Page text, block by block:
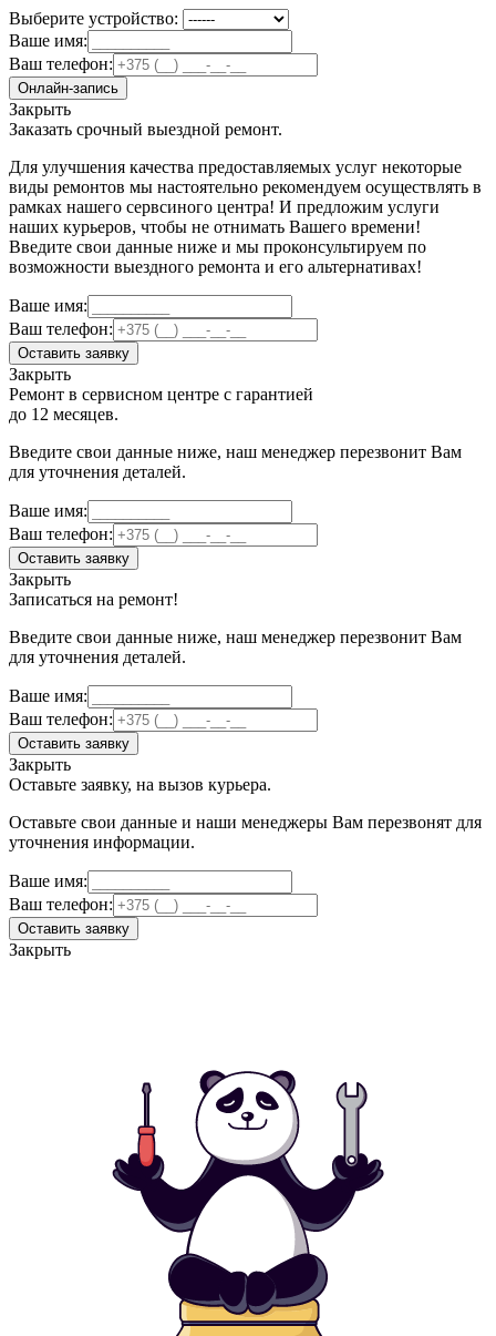
Выберите устройство:
Ваше имя:
Ваш телефон:
Онлайн-запись
Закрыть
Заказать срочный выездной ремонт.
Для улучшения качества предоставляемых услуг некоторые
виды ремонтов мы настоятельно рекомендуем осуществлять в
рамках нашего сервсиного центра! И предложим услуги
наших курьеров, чтобы не отнимать Вашего времени!
Введите свои данные ниже и мы проконсультируем по
возможности выездного ремонта и его альтернативах!
Ваше имя:
Ваш телефон:
Оставить заявку
Закрыть
Ремонт в сервисном центре с гарантией
до 12 месяцев.
Введите свои данные ниже, наш менеджер перезвонит Вам
для уточнения деталей.
Ваше имя:
Ваш телефон:
Оставить заявку
Закрыть
Записаться на ремонт!
Введите свои данные ниже, наш менеджер перезвонит Вам
для уточнения деталей.
Ваше имя:
Ваш телефон:
Оставить заявку
Закрыть
Оставьте заявку, на вызов курьера.
Оставьте свои данные и наши менеджеры Вам перезвонят для
уточнения информации.
Ваше имя:
Ваш телефон:
Оставить заявку
Закрыть